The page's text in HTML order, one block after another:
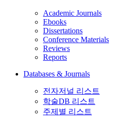
Academic Journals
Ebooks
Dissertations
Conference Materials
Reviews
Reports
Databases & Journals
전자저널 리스트
학술DB 리스트
주제별 리스트